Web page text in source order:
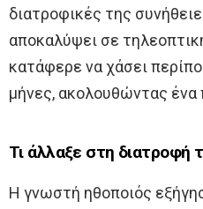
διατροφικές της
αποκαλύψει σε
κατάφερε να χάσει
μήνες, ακολουθώντας ένα
Τι άλλαξε στη διατροφή
Η γνωστή ηθοποιός